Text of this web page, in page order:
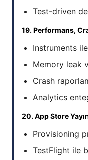
Test-driven
19. Performans,
Instruments
Memory leak
Crash
Analytics
20. App Store
Provisioning
TestFlight ile